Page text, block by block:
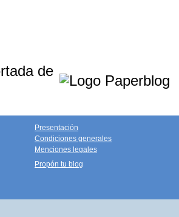
de
Presentación
Condiciones generales
Menciones legales
Propón tu blog